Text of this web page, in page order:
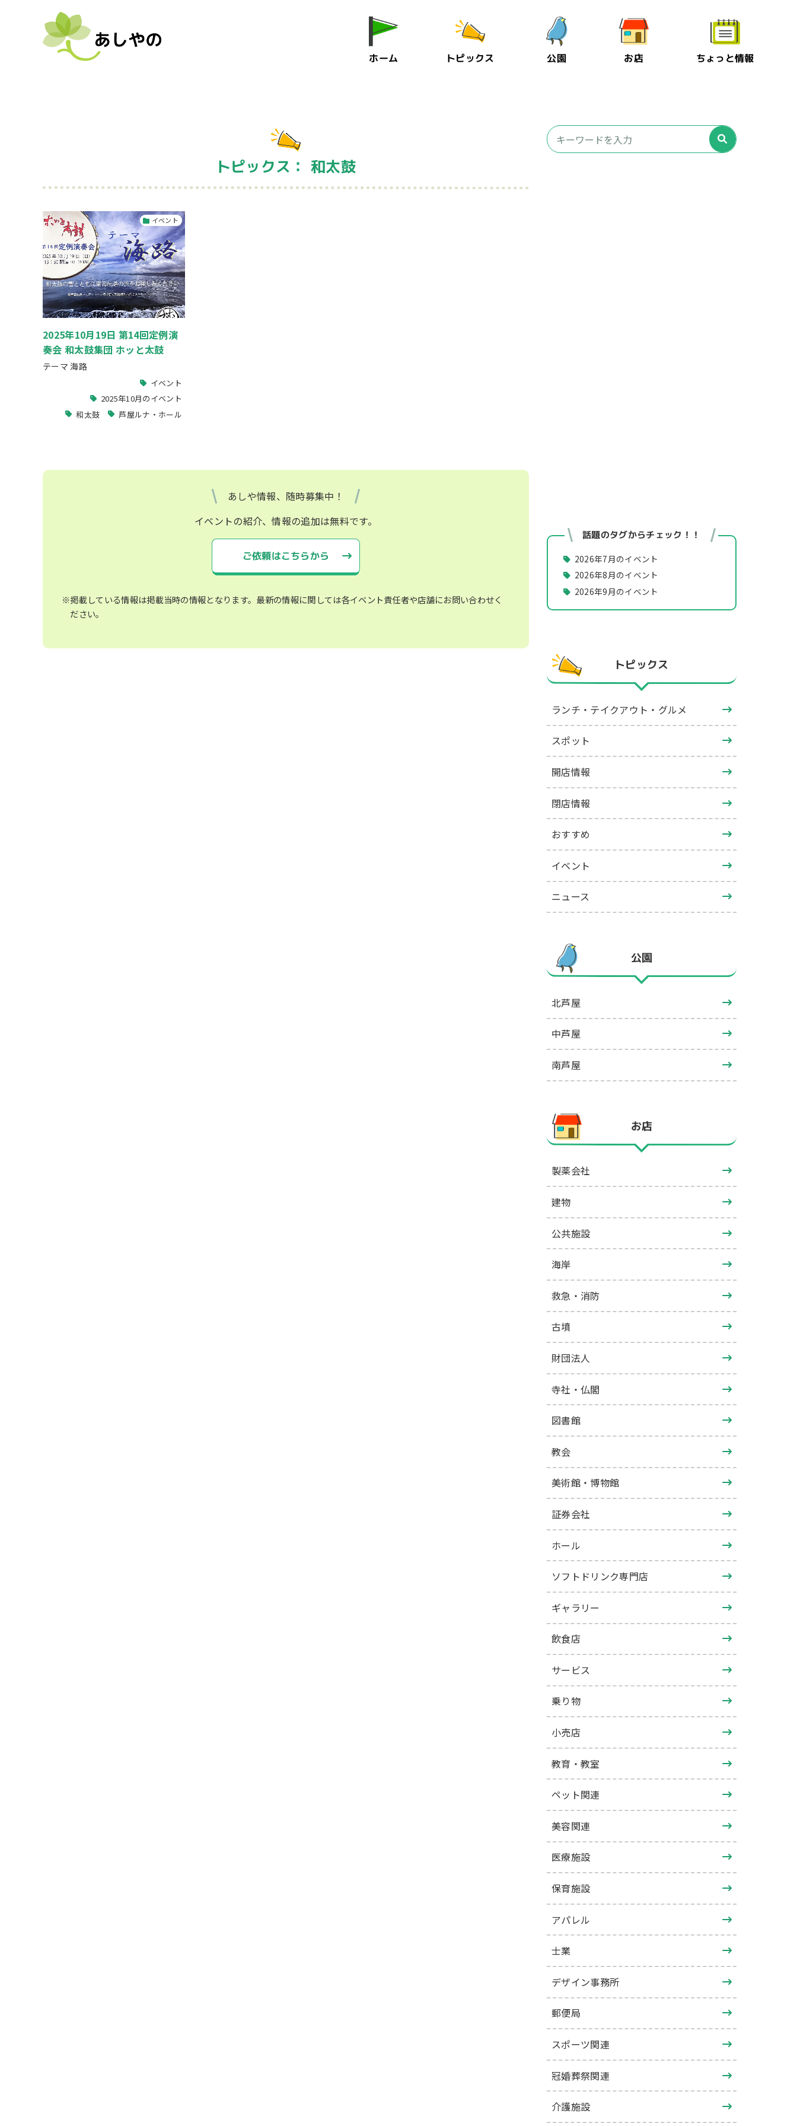
ホーム トピックス 公園 お店 ちょっと情報
トピックス： 和太鼓
イベント
2025年10月19日 第14回定例演
奏会 和太鼓集団 ホッと太鼓
テーマ 海路
イベント
2025年10月のイベント
和太鼓
芦屋ルナ・ホール
あしや情報、随時募集中！
イベントの紹介、情報の追加は無料です。
ご依頼はこちらから
※掲載している情報は掲載当時の情報となります。最新の情報に関しては各イベント責任者や店舗にお問い合わせく
ださい。
話題のタグからチェック！！
2026年7月のイベント
2026年8月のイベント
2026年9月のイベント
トピックス
ランチ・テイクアウト・グルメ
スポット
開店情報
閉店情報
おすすめ
イベント
ニュース
公園
北芦屋
中芦屋
南芦屋
お店
製薬会社
建物
公共施設
海岸
救急・消防
古墳
財団法人
寺社・仏閣
図書館
教会
美術館・博物館
証券会社
ホール
ソフトドリンク専門店
ギャラリー
飲食店
サービス
乗り物
小売店
教育・教室
ペット関連
美容関連
医療施設
保育施設
アパレル
士業
デザイン事務所
郵便局
スポーツ関連
冠婚葬祭関連
介護施設